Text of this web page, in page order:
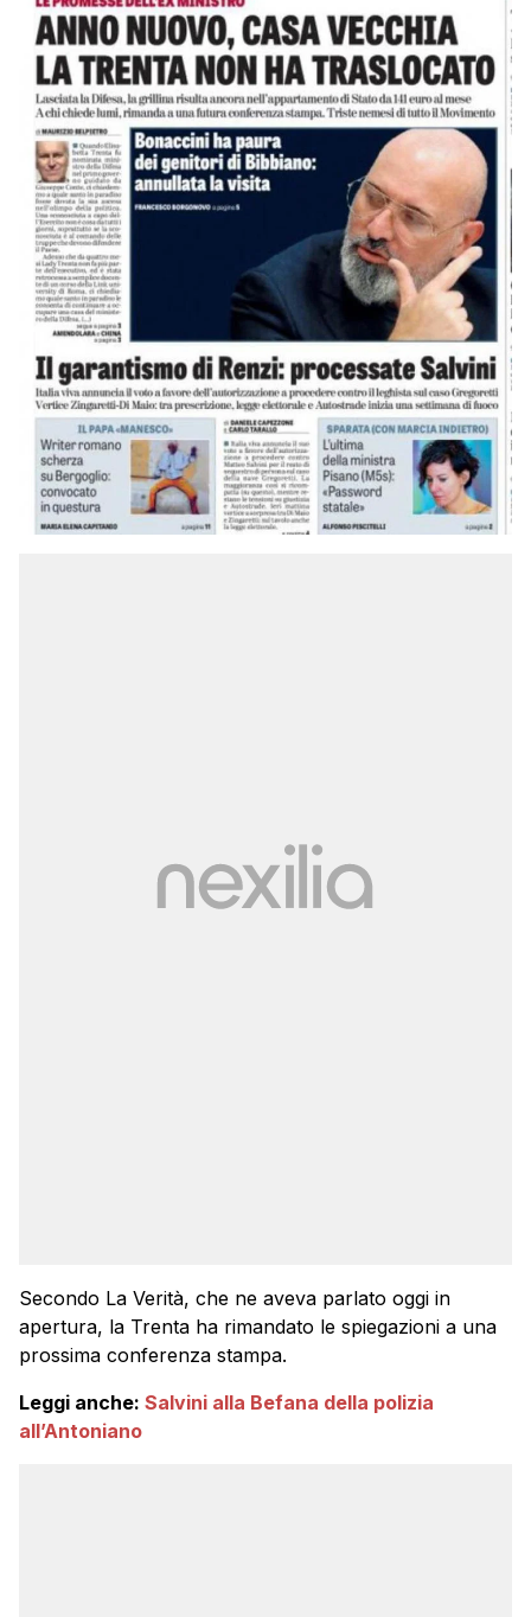
Secondo La Verità, che ne aveva parlato oggi in
apertura, la Trenta ha rimandato le spiegazioni a una
prossima conferenza stampa.
Leggi anche: Salvini alla Befana della polizia
all’Antoniano